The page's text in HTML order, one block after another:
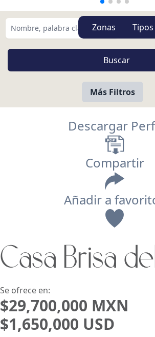
Zonas Tipos
Más Filtros
Descargar
Compartir
Añadir a
Casa Brisa
Se ofrece en:
$29,700,000 MXN
$1,650,000 USD